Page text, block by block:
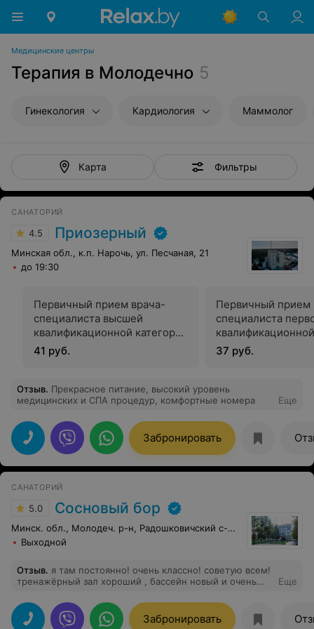
Медицинские центры
Терапия в Молодечно 5
Гинекология Кардиология Маммолог
Карта Фильтры
САНАТОРИЙ
4.5 Приозерный
Минская обл., к.п. Нарочь, ул. Песчаная, 21
до 19:30
Первичный прием врача-
специалиста высшей
квалификационной категории
терапевтического профиля
41 руб.
Первичный прием
специалиста
37 руб.
Отзыв. Прекрасное питание, высокий уровень
медицинских и СПА процедур, комфортные номера
Еще
Забронировать
САНАТОРИЙ
5.0 Сосновый бор
Минск. обл., Молодеч. р-н, Радошковичский c-с, 1
Выходной
Отзыв. я там постоянно! очень классно! советую всем!
тренажёрный зал хороший , бассейн новый и очень
Еще
Забронировать